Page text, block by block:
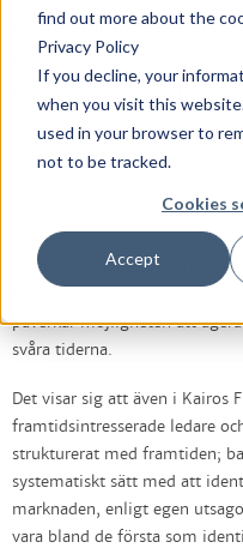
find out more about the
Privacy Policy
If you decline, your
when you visit this
used in your browser to
not to be tracked.
Cookies
Accept
I årets andra
undersökt hur chefer
framtidsfrågor. Vilka
framtidsanalys för
Trots att de flesta förstår
planera i förväg sker det inte
företag och organisationer
och händelser som
framförhållning är viktigt för
påverkar möjligheten att
svåra tiderna.
Det visar sig att även i Kairos
framtidsintresserade ledare
strukturerat med framtiden;
systematiskt sätt med att
marknaden, enligt egen
vara bland de första som